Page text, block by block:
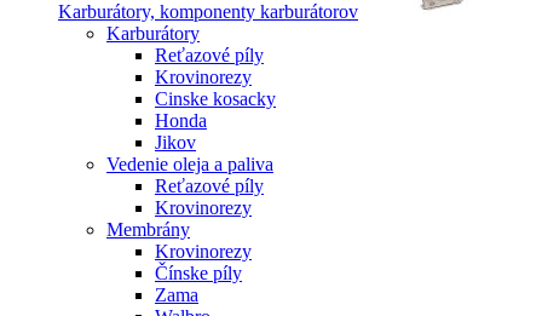
Karburátory, komponenty karburátorov
Karburátory
Reťazové píly
Krovinorezy
Cinske kosacky
Honda
Jikov
Vedenie oleja a paliva
Reťazové píly
Krovinorezy
Membrány
Krovinorezy
Čínske píly
Zama